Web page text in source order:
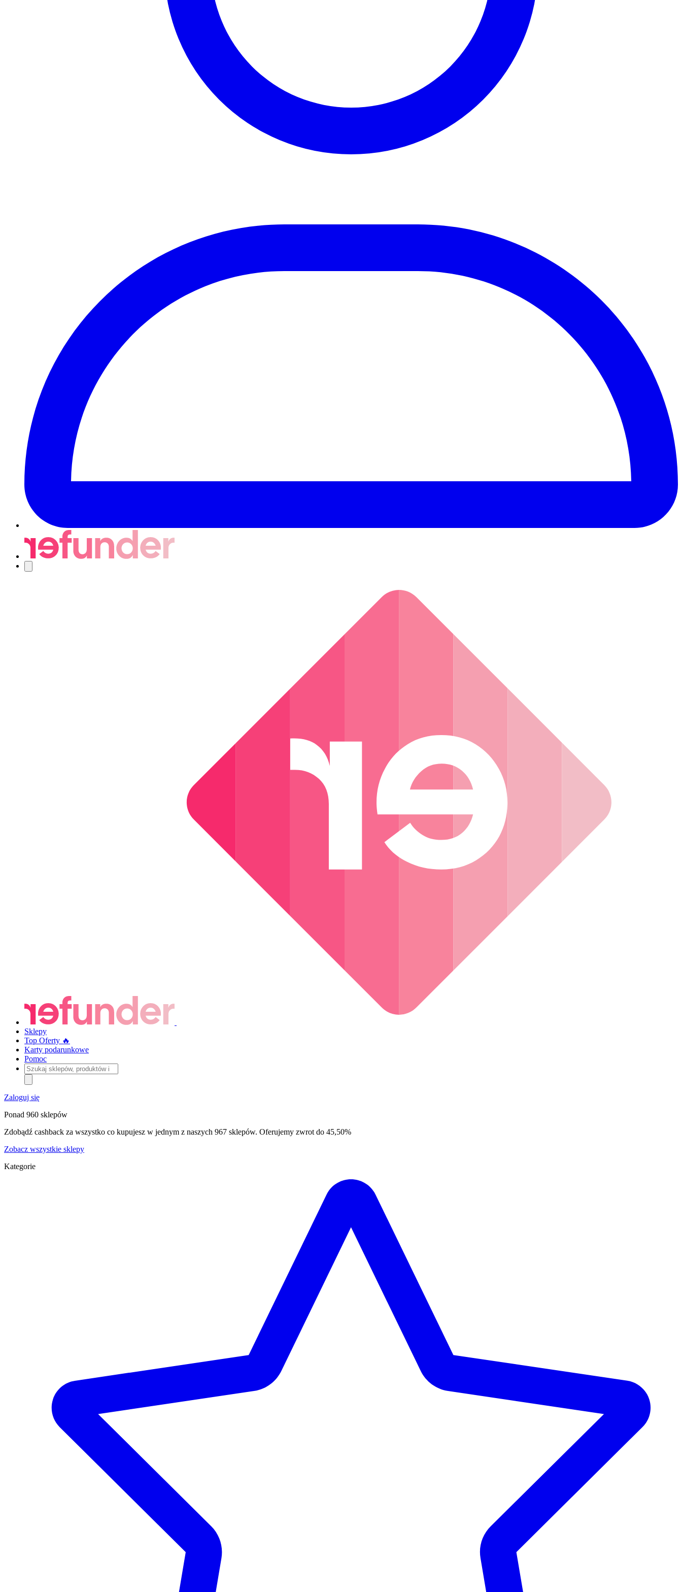
Sklepy
Top Oferty 🔥
Karty podarunkowe
Pomoc
Szukaj
sklepów,
produktów
i
kategorii
Zaloguj się
Ponad 960 sklepów
Zdobądź cashback za wszystko co kupujesz w jednym z naszych 967 sklepów. Oferujemy zwrot do 45,50%
Zobacz wszystkie sklepy
Kategorie